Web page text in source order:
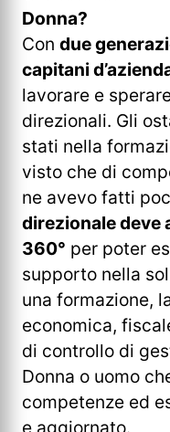
Donna?
Con due
capitani
lavorare e
direzionali. Gli
stati nella
visto che di
ne avevo fatti
direzionale deve
360° per poter
supporto nella
una formazione,
economica,
di controllo di
Donna o uomo
competenze ed
e aggiornato.